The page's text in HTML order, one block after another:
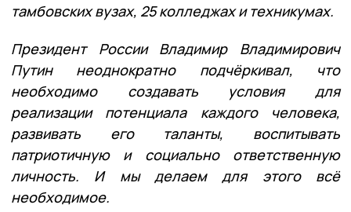
тамбовских вузах, 25 колледжах и техникумах.
Президент России Владимир Владимирович
Путин неоднократно подчёркивал, что
необходимо создавать условия для
реализации потенциала каждого человека,
развивать его таланты, воспитывать
патриотичную и социально ответственную
личность. И мы делаем для этого всё
необходимое.